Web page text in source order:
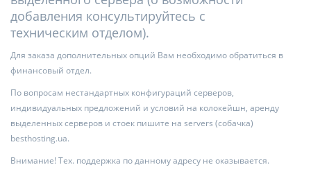
добавления консультируйтесь с
техническим отделом).
Для заказа дополнительных опций Вам необходимо обратиться в
финансовый отдел.
По вопросам нестандартных конфигураций серверов,
индивидуальных предложений и условий на колокейшн, аренду
выделенных серверов и стоек пишите на servers (собачка)
besthosting.ua.
Внимание! Тех. поддержка по данному адресу не оказывается.